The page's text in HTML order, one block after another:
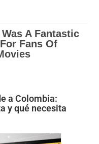
a Colombia:
y qué necesita